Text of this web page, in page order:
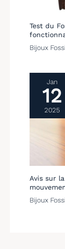
Test du
Bijoux
Jan
12
2025
Avis sur
Bijoux